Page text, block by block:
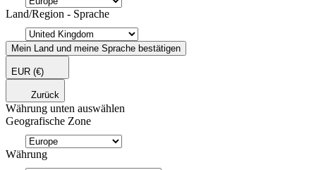
Land/Region - Sprache
Mein Land und meine Sprache bestätigen
EUR (€)
Zurück
Währung unten auswählen
Geografische Zone
Währung